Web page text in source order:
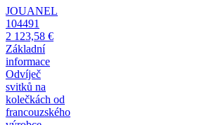
JOUANEL
104491
2 123,58 €
Základní
informace
Odvíječ
svitků na
kolečkách od
francouzského